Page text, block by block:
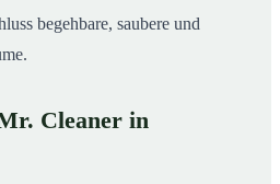
begehbare, saubere und
Cleaner in